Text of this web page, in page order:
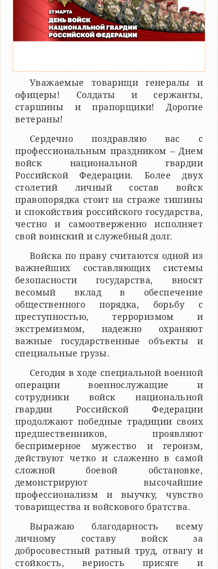
Уважаемые товарищи генералы и
офицеры! Солдаты и сержанты,
старшины и прапорщики! Дорогие
ветераны!
Сердечно поздравляю вас с
профессиональным праздником – Днем
войск национальной гвардии
Российской Федерации. Более двух
столетий личный состав войск
правопорядка стоит на страже тишины
и спокойствия российского государства,
честно и самоотверженно исполняет
свой воинский и служебный долг.
Войска по праву считаются одной из
важнейших составляющих системы
безопасности государства, вносят
весомый вклад в обеспечение
общественного порядка, борьбу с
преступностью, терроризмом и
экстремизмом, надежно охраняют
важные государственные объекты и
специальные грузы.
Сегодня в ходе специальной военной
операции военнослужащие и
сотрудники войск национальной
гвардии Российской Федерации
продолжают победные традиции своих
предшественников, проявляют
беспримерное мужество и героизм,
действуют четко и слаженно в самой
сложной боевой обстановке,
демонстрируют высочайшие
профессионализм и выучку, чувство
товарищества и войскового братства.
Выражаю благодарность всему
личному составу войск за
добросовестный ратный труд, отвагу и
стойкость, верность присяге и